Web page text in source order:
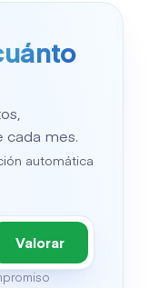
cada mes.
automática
Valorar